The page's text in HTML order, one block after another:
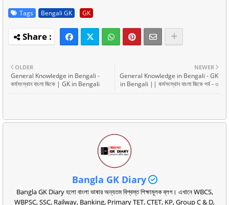
Tags Bengali GK GK
NEWER
General Knowledge in Bengali - GK
in Bengali || কর্মসংস্থান বাংলা জিকে পর্ব - ৩
OLDER
General Knowledge in Bengali -
কর্মসংস্থান বাংলা জিকে | GK in Bengali
Bangla GK Diary
Bangla GK Diary হলো বাংলা ভাষার অন্যতম বিশ্বস্ত শিক্ষামূলক ব্লগ। এখানে WBCS,
WBPSC, SSC, Railway, Banking, Primary TET, CTET, KP, Group C & D,